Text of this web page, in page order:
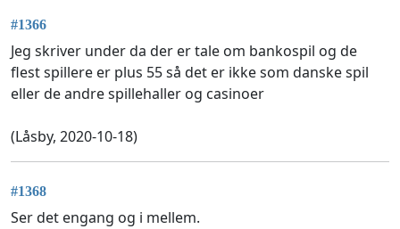
#1366
Jeg skriver under da der er tale om bankospil og de
flest spillere er plus 55 så det er ikke som danske spil
eller de andre spillehaller og casinoer
(Låsby, 2020-10-18)
#1368
Ser det engang og i mellem.